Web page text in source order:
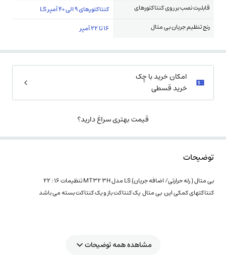
قابلیت نصب بر روی کنتاکتورهای
کنتاکتورهای 9 الی 40 آمپر LS
رنج تنظیم جریان بی متال
16 تا 22 آمپر
امکان خرید با چِک
خرید قسطی
قیمت بهتری سراغ دارید؟
توضیحات
بی متال ( رله حرارتی/ اضافه جریان) LS مدل MT32 3H تنظیمات 16 : 22
کنتاکتهای کمکی این بی متال یک کنتاکت باز و یک کنتاکت بسته می باشد
مشاهده همه توضیحات